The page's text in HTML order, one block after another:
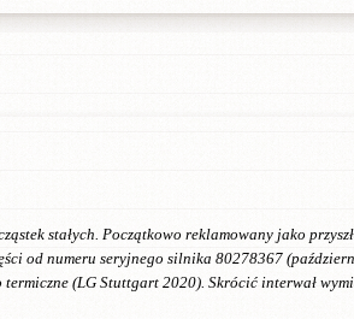
stałych. Początkowo reklamowany jako
od numeru seryjnego silnika 80278367
(LG Stuttgart 2020). Skrócić interwał